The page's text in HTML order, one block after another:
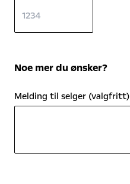
Noe mer du ønsker?
Melding til selger (valgfritt)